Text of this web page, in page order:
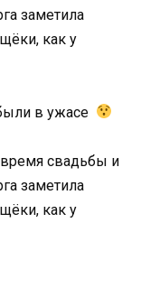
заметила
как у
в ужасе